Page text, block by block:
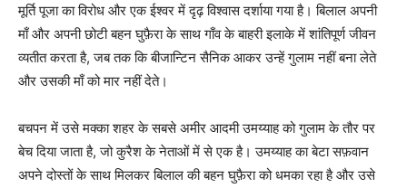
मूर्ति पूजा का विरोध और एक ईश्वर में दृढ़ विश्वास दर्शाया गया है। बिलाल अपनी
माँ और अपनी छोटी बहन घुफ़ैरा के साथ गाँव के बाहरी इलाके में शांतिपूर्ण जीवन
व्यतीत करता है, जब तक कि बीजान्टिन सैनिक आकर उन्हें गुलाम नहीं बना लेते
और उसकी माँ को मार नहीं देते।
बचपन में उसे मक्का शहर के सबसे अमीर आदमी उमय्याह को गुलाम के तौर पर
बेच दिया जाता है, जो कुरैश के नेताओं में से एक है। उमय्याह का बेटा सफ़वान
अपने दोस्तों के साथ मिलकर बिलाल की बहन घुफ़ैरा को धमका रहा है और उसे